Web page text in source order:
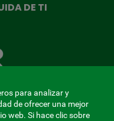
DE TI
para analizar y
de ofrecer una mejor
web. Si hace clic sobre